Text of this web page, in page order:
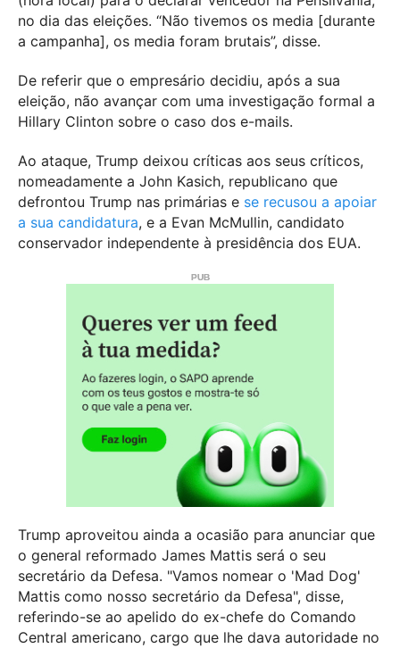
no dia das eleições. “Não tivemos os media [durante
a campanha], os media foram brutais”, disse.
De referir que o empresário decidiu, após a sua
eleição, não avançar com uma investigação formal a
Hillary Clinton sobre o caso dos e-mails.
Ao ataque, Trump deixou críticas aos seus críticos,
nomeadamente a John Kasich, republicano que
defrontou Trump nas primárias e se recusou a apoiar
a sua candidatura, e a Evan McMullin, candidato
conservador independente à presidência dos EUA.
Trump aproveitou ainda a ocasião para anunciar que
o general reformado James Mattis será o seu
secretário da Defesa. "Vamos nomear o 'Mad Dog'
Mattis como nosso secretário da Defesa", disse,
referindo-se ao apelido do ex-chefe do Comando
Central americano, cargo que lhe dava autoridade no